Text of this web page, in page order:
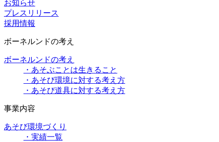
お知らせ
プレスリリース
採用情報
ボーネルンドの考え
ボーネルンドの考え
・あそぶことは生きること
・あそび環境に対する考え方
・あそび道具に対する考え方
事業内容
あそび環境づくり
・実績一覧